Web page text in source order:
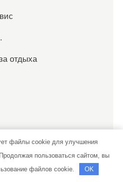
отдыха
файлы cookie для улучшения
пользоваться сайтом, вы
файлов cookie.
OK